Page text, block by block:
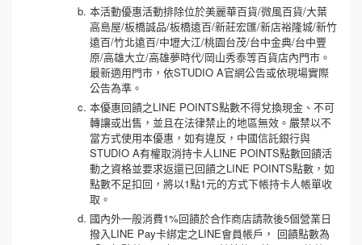
本活動優惠活動排除位於美麗華百貨/微風百貨/大葉
高島屋/板橋誠品/板橋遠百/新莊宏匯/新店裕隆城/新竹
遠百/竹北遠百/中壢大江/桃園台茂/台中金典/台中豐
原/高雄大立/高雄夢時代/岡山秀泰等百貨店內門市。
最新適用門市，依STUDIO A官網公告或依現場實際
公告為準。
本優惠回饋之LINE POINTS點數不得兌換現金、不可
轉讓或出售，並且在法律禁止的地區無效。嚴禁以不
當方式使用本優惠，如有違反，中國信託銀行與
STUDIO A有權取消持卡人LINE POINTS點數回饋活
動之資格並要求返還已回饋之LINE POINTS點數，如
點數不足扣回，將以1點1元的方式下帳持卡人帳單收
取。
國內外一般消費1%回饋於合作商店請款後5個營業日
撥入LINE Pay卡綁定之LINE會員帳戶， 回饋點數為